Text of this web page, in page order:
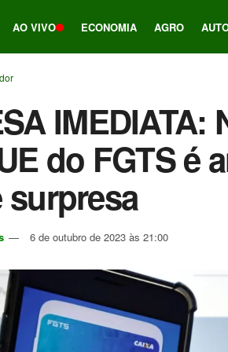
AO VIVO ECONOMIA AGRO
IMEDIATA:
do FGTS é
6 de outubro de 2023 às 21:00